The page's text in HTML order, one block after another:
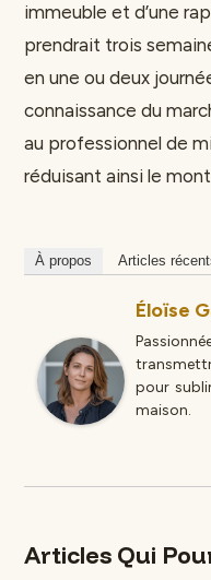
immeuble et d’une
prendrait trois
en une ou deux
connaissance du
au professionnel de
réduisant ainsi le
À propos Articles
Éloïse
pour
maison.
Articles Qui